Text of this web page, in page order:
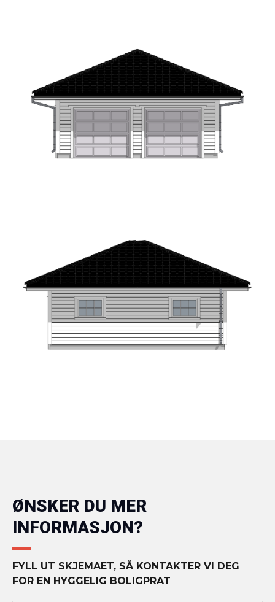
ØNSKER DU MER
INFORMASJON?
FYLL UT SKJEMAET, SÅ KONTAKTER VI DEG
FOR EN HYGGELIG BOLIGPRAT